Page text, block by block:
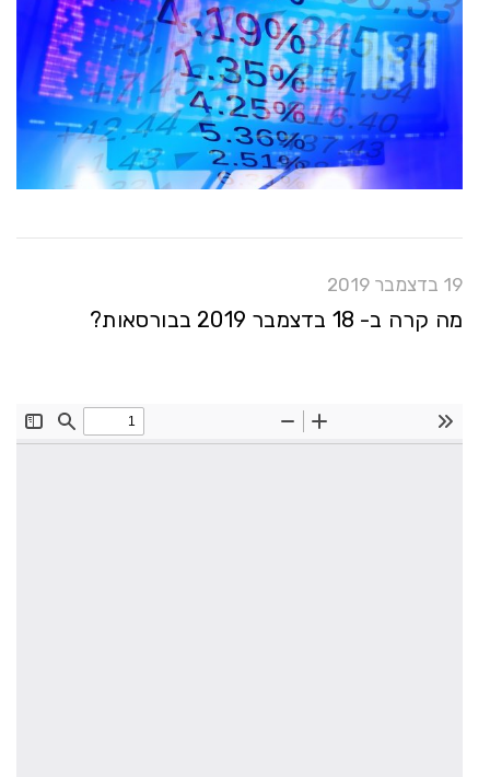
19 בדצמבר 2019
מה קרה ב- 18 בדצמבר 2019 בבורסאות?